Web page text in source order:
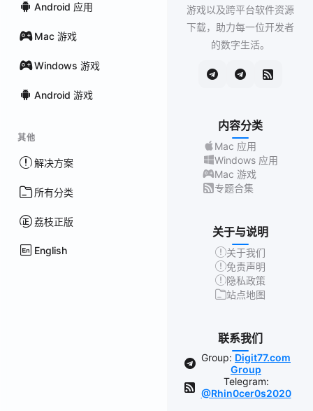
Android 应用
Mac 游戏
Windows 游戏
Android 游戏
其他
解决方案
所有分类
荔枝正版
English
游戏以及跨平台软件资源
下载，助力每一位开发者
的数字生活。
内容分类
Mac 应用
Windows 应用
Mac 游戏
专题合集
关于与说明
关于我们
免责声明
隐私政策
站点地图
联系我们
Group: Digit77.com
Group
Telegram:
@Rhin0cer0s2020